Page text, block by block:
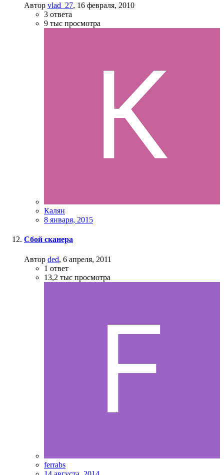
Автор vlad_27, 16 февраля, 2010
3 ответа
9 тыс просмотра
Калян
8 января, 2015
Сбой сканера
Автор ded, 6 апреля, 2011
1 ответ
13,2 тыс просмотра
ferrabs